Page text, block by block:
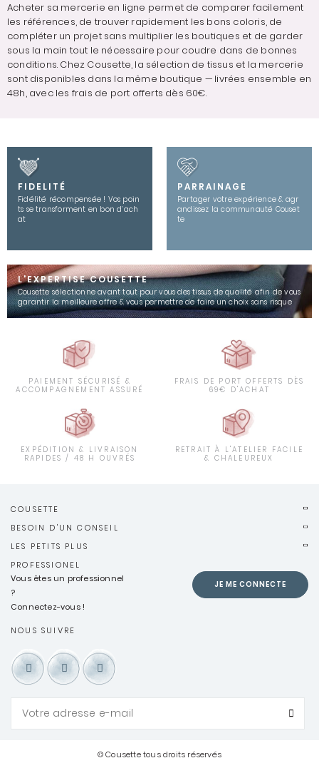
Acheter sa mercerie en ligne permet de comparer facilement
les références, de trouver rapidement les bons coloris, de
compléter un projet sans multiplier les boutiques et de garder
sous la main tout le nécessaire pour coudre dans de bonnes
conditions. Chez Cousette, la sélection de tissus et la mercerie
sont disponibles dans la même boutique — livrées ensemble en
48h, avec les frais de port offerts dès 60€.
FIDELITÉ
Fidélité récompensée ! Vos poin
ts se transforment en bon d’ach
at
PARRAINAGE
Partager votre expérience & agr
andissez la communauté Couset
te
L'EXPERTISE COUSETTE
Cousette sélectionne avant tout pour vous des tissus de qualité afin de vous
garantir la meilleure offre & vous permettre de faire un choix sans risque
PAIEMENT SÉCURISÉ &
ACCOMPAGNEMENT ASSURÉ
FRAIS DE PORT OFFERTS DÈS
69€ D'ACHAT
EXPÉDITION & LIVRAISON
RAPIDES / 48 H OUVRÉS
RETRAIT À L'ATELIER FACILE
& CHALEUREUX
COUSETTE
BESOIN D'UN CONSEIL
LES PETITS PLUS
PROFESSIONEL
Vous êtes un professionnel
?
Connectez-vous !
JE ME CONNECTE
NOUS SUIVRE
© Cousette tous droits réservés